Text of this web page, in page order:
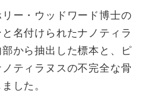
and tibia bone
from two half-
T. rex specimens,
the assessments of
growth rate, an...
ー・ウッドワード博士の
名付けられたナノティラ
から抽出した標本と、ピ
ティラヌスの不完全な骨
した。